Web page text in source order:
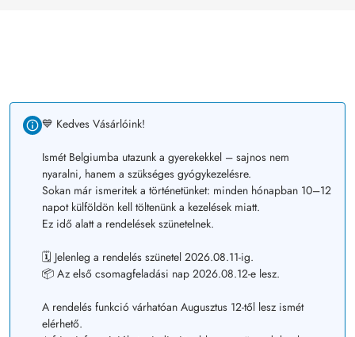
💙 Kedves Vásárlóink!
Ismét Belgiumba utazunk a gyerekekkel – sajnos nem
nyaralni, hanem a szükséges gyógykezelésre.
Sokan már ismeritek a történetünket: minden hónapban 10–12
napot külföldön kell töltenünk a kezelések miatt.
Ez idő alatt a rendelések szünetelnek.
🗓️ Jelenleg a rendelés szünetel 2026.08.11-ig.
📦 Az első csomagfeladási nap 2026.08.12-e lesz.
A rendelés funkció várhatóan Augusztus 12-től lesz ismét
elérhető.